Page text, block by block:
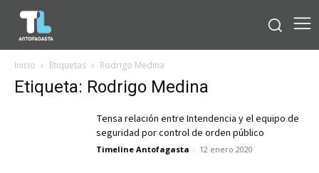
Inicio Etiquetas Rodrigo Medina
Etiqueta: Rodrigo Medina
Tensa relación entre Intendencia y el equipo de
seguridad por control de orden público
Timeline Antofagasta - 12 enero 2020